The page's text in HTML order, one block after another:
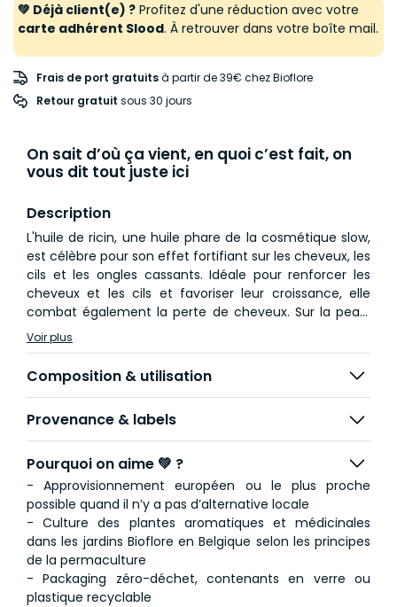
💚 Déjà client(e) ? Profitez d'une réduction avec votre
carte adhérent Slood. À retrouver dans votre boîte mail.
Frais de port gratuitsà partir de 39€ chez Bioflore
Retour gratuit sous 30 jours
On sait d’où ça vient, en quoi c’est fait, on
vous dit tout juste ici
Description
L'huile de ricin, une huile phare de la cosmétique slow,
est célèbre pour son effet fortifiant sur les cheveux, les
cils et les ongles cassants. Idéale pour renforcer les
cheveux et les cils et favoriser leur croissance, elle
combat également la perte de cheveux. Sur la peau,
elle est célèbre pour sa capacité à purifier et est
connue pour réduire les taches pigmentaires.
Voir plus
Composition & utilisation
Provenance & labels
Pourquoi on aime 💚 ?
- Approvisionnement européen ou le plus proche
possible quand il n’y a pas d’alternative locale
- Culture des plantes aromatiques et médicinales
dans les jardins Bioflore en Belgique selon les principes
de la permaculture
- Packaging zéro-déchet, contenants en verre ou
plastique recyclable